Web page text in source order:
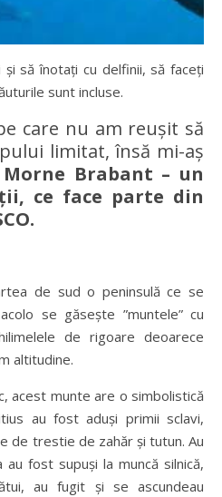
să înotați cu delfinii, să faceți
sunt incluse.
care nu am reușit să
limitat, însă mi-aș
Morne Brabant – un
ce face parte din
de sud o peninsulă ce se
se găsește ”muntele” cu
de rigoare deoarece
altitudine.
acest munte are o simbolistică
au fost aduși primii sclavi,
de trestie de zahăr și tutun. Au
fost supuși la muncă silnică,
au fugit și se ascundeau